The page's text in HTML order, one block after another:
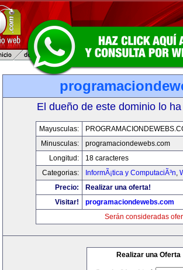
El dueño de este dominio lo
Mayusculas:
Minusculas:
programaciondewebs.com
Longitud:
18 caracteres
Categorias:
InformÃ¡tica y ComputaciÃ³n,
Precio:
Realizar una oferta!
Visitar!
programaciondewebs.com
Serán consideradas
Realizar una Oferta